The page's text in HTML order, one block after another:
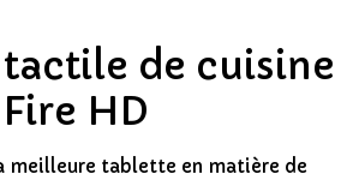
de cuisine
HD
meilleure tablette en matière de